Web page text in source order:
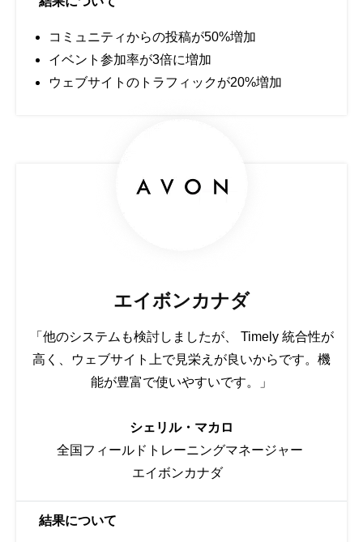
コミュニティからの投稿が50%増加
イベント参加率が3倍に増加
ウェブサイトのトラフィックが20%増加
エイボンカナダ
「他のシステムも検討しましたが、 Timely 統合性が
高く、ウェブサイト上で見栄えが良いからです。機
能が豊富で使いやすいです。」
シェリル・マカロ
全国フィールドトレーニングマネージャー
エイボンカナダ
結果について